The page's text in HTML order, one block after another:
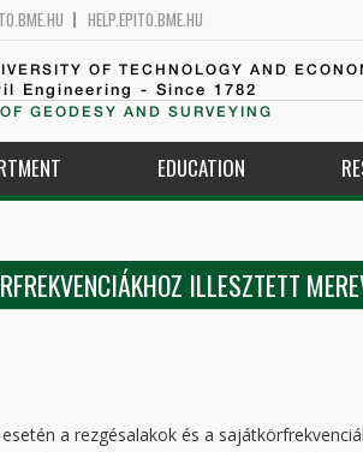
HELP.EPITO.BME.HU
OF TECHNOLOGY AND
Engineering - Since 1782
GEODESY AND SURVEYING
EDUCATION
ILLESZTETT
a rezgésalakok és a